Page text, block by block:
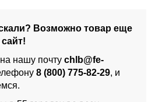
Возможно товар еще
нашу почту chlb@fe-
8 (800) 775-82-29, и